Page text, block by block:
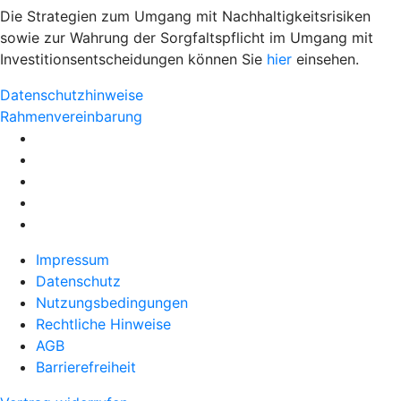
Die Strategien zum Umgang mit Nachhaltigkeitsrisiken
sowie zur Wahrung der Sorgfaltspflicht im Umgang mit
Investitionsentscheidungen können Sie hier einsehen.
Datenschutzhinweise
Rahmenvereinbarung
Impressum
Datenschutz
Nutzungsbedingungen
Rechtliche Hinweise
AGB
Barrierefreiheit